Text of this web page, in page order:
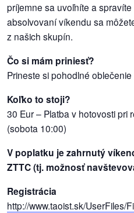
z
médií
videá
vychádzky
/
knihy
výstavy
nás
príjemne sa uvoľníte a
absolvovaní víkendu sa
z našich skupín.
Čo si mám priniesť?
Prineste si pohodlné
Koľko to stoji?
30 Eur – Platba v hotovosti pri
(sobota 10:00)
V poplatku je zahrnutý
ZTTC (tj. možnosť
Registrácia
http://www.taoist.sk/UserFiles/